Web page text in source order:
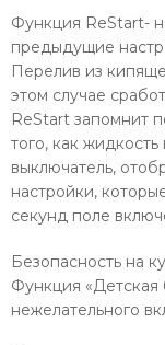
Функция ReStart-
предыдущие
Перелив из
этом случае
ReStart запомнит
того, как
выключатель,
настройки,
секунд поле
Безопасность на
Функция «Детская
нежелательного